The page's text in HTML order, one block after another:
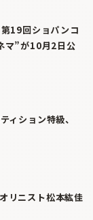
19回ショパンコ
マ”が10月2日公
ィション特級、
リニスト松本紘佳